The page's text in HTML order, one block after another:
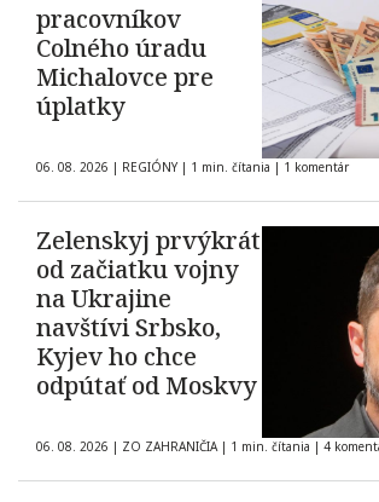
pracovníkov
Colného úradu
Michalovce pre
úplatky
06. 08. 2026 | REGIÓNY | 1 min. čítania | 1 komentár
Zelenskyj prvýkrát
od začiatku vojny
na Ukrajine
navštívi Srbsko,
Kyjev ho chce
odpútať od Moskvy
06. 08. 2026 | ZO ZAHRANIČIA | 1 min. čítania | 4